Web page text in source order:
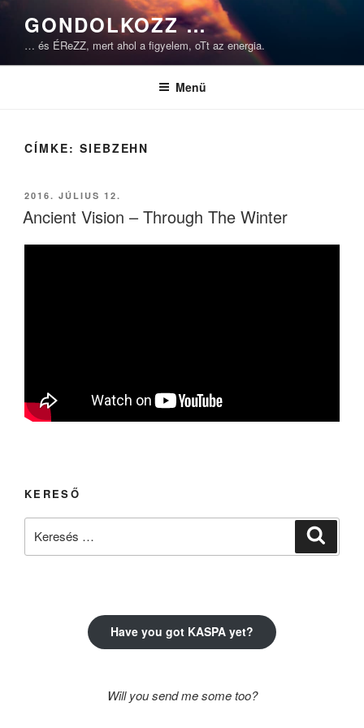
Tartalomhoz
GONDOLKOZZ …
… és ÉReZZ, mert ahol a figyelem, oTt az energia.
Menü
CÍMKE: SIEBZEHN
BEKÜLDVE:
2016. JÚLIUS 12.
Ancient Vision – Through The Winter
KERESŐ
Have you got KASPA yet?
Will you send me some too?